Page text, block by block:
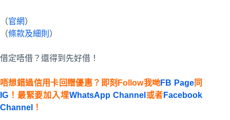
（官網）
（條款及細則 ）
借定唔借？還得到先好借！
唔想錯過信用卡回贈優惠？即刻Follow我哋FB Page同
IG ！最緊要加入埋WhatsApp Channel 或者 Facebook
Channel
！